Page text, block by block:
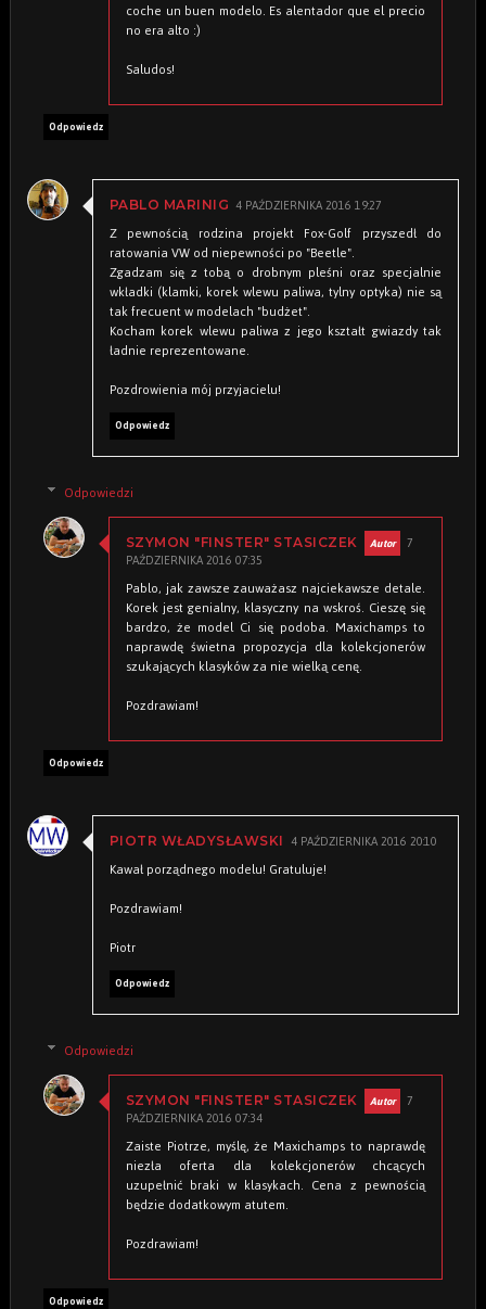
coche un buen modelo. Es alentador que el precio
no era alto :)
Saludos!
Odpowiedz
PABLO MARINIG 4 PAŹDZIERNIKA 2016 19:27
Z pewnością rodzina projekt Fox-Golf przyszedł do
ratowania VW od niepewności po "Beetle".
Zgadzam się z tobą o drobnym pleśni oraz specjalnie
wkładki (klamki, korek wlewu paliwa, tylny optyka) nie są
tak frecuent w modelach "budżet".
Kocham korek wlewu paliwa z jego kształt gwiazdy tak
ładnie reprezentowane.
Pozdrowienia mój przyjacielu!
Odpowiedz
Odpowiedzi
SZYMON "FINSTER" STASICZEK 7
PAŹDZIERNIKA 2016 07:35
Pablo, jak zawsze zauważasz najciekawsze detale.
Korek jest genialny, klasyczny na wskroś. Cieszę się
bardzo, że model Ci się podoba. Maxichamps to
naprawdę świetna propozycja dla kolekcjonerów
szukających klasyków za nie wielką cenę.
Pozdrawiam!
Odpowiedz
PIOTR WŁADYSŁAWSKI 4 PAŹDZIERNIKA 2016 20:10
Kawał porządnego modelu! Gratuluje!
Pozdrawiam!
Piotr
Odpowiedz
Odpowiedzi
SZYMON "FINSTER" STASICZEK 7
PAŹDZIERNIKA 2016 07:34
Zaiste Piotrze, myślę, że Maxichamps to naprawdę
niezła oferta dla kolekcjonerów chcących
uzupełnić braki w klasykach. Cena z pewnością
będzie dodatkowym atutem.
Pozdrawiam!
Odpowiedz